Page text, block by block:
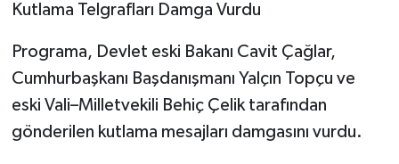
Kutlama Telgrafları Damga Vurdu
Programa, Devlet eski Bakanı Cavit Çağlar,
Cumhurbaşkanı Başdanışmanı Yalçın Topçu ve
eski Vali–Milletvekili Behiç Çelik tarafından
gönderilen kutlama mesajları damgasını vurdu.